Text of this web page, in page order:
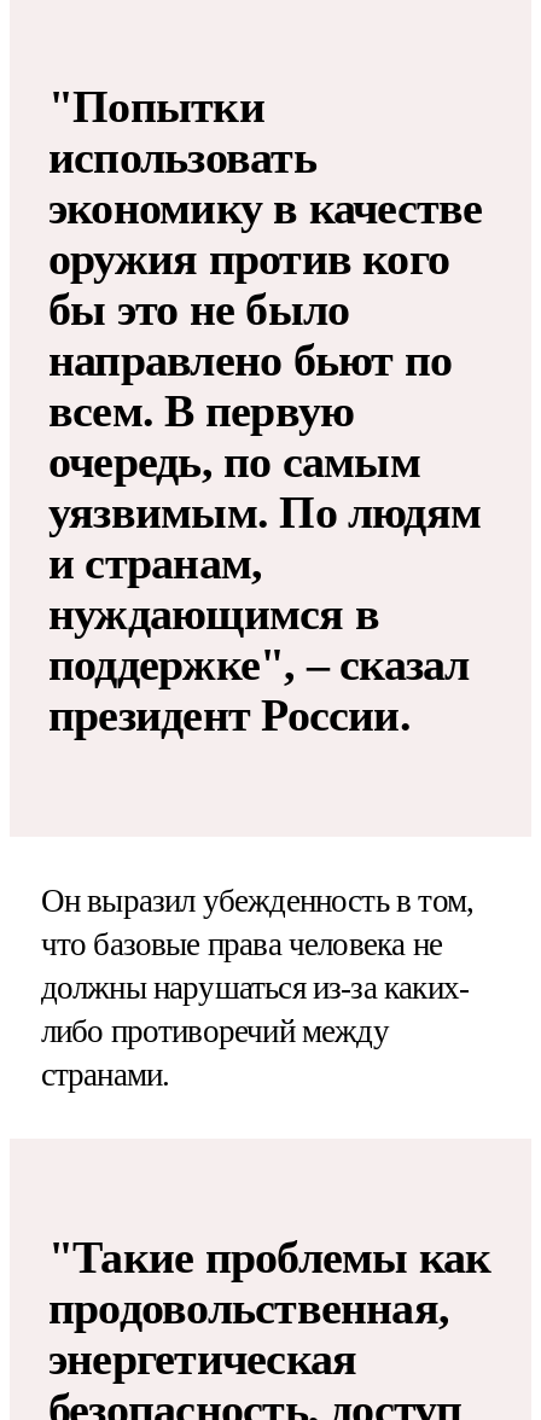
"Попытки
использовать
экономику в качестве
оружия против кого
бы это не было
направлено бьют по
всем. В первую
очередь, по самым
уязвимым. По людям
и странам,
нуждающимся в
поддержке", – сказал
президент России.
Он выразил убежденность в том,
что базовые права человека не
должны нарушаться из-за каких-
либо противоречий между
странами.
"Такие проблемы как
продовольственная,
энергетическая
безопасность, доступ